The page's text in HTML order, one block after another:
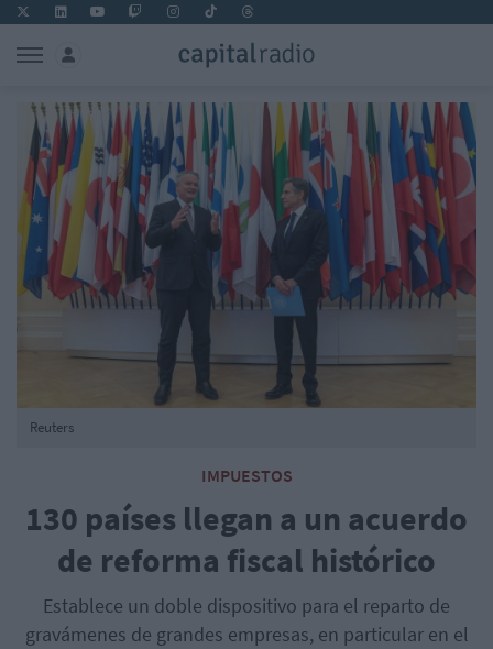
IMPUESTOS
130 países llegan a un acuerdo
de reforma fiscal histórico
Establece un doble dispositivo para el reparto de
gravámenes de grandes empresas, en particular en el
Reuters